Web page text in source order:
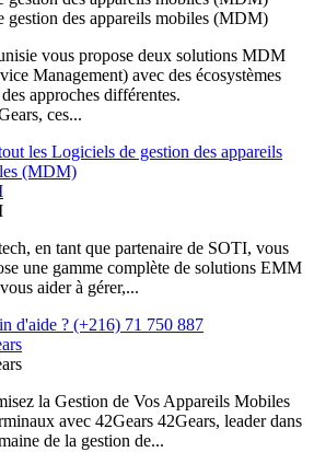
gestion des appareils mobiles (MDM)
vous propose deux solutions MDM
Management) avec des écosystèmes
approches différentes.
ces...
les Logiciels de gestion des appareils
(MDM)
en tant que partenaire de SOTI, vous
une gamme complète de solutions EMM
aider à gérer,...
d'aide ? (+216) 71 750 887
la Gestion de Vos Appareils Mobiles
avec 42Gears 42Gears, leader dans
de la gestion de...